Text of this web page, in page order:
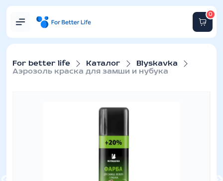
0
For better life Каталог
Blyskavka
Аэрозоль краска для замши и нубука